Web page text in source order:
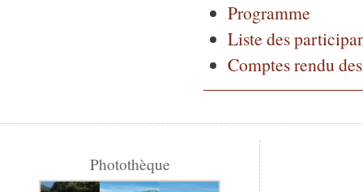
Programme
Liste des
Comptes rendu
Photothèque